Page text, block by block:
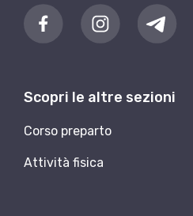
Scopri le altre sezioni
Corso preparto
Attività fisica